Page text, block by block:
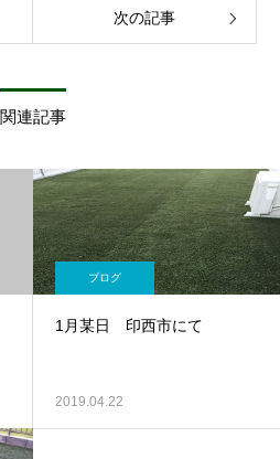
次の記事
関連記事
ブログ
1月某日 印西市にて
2019.04.22